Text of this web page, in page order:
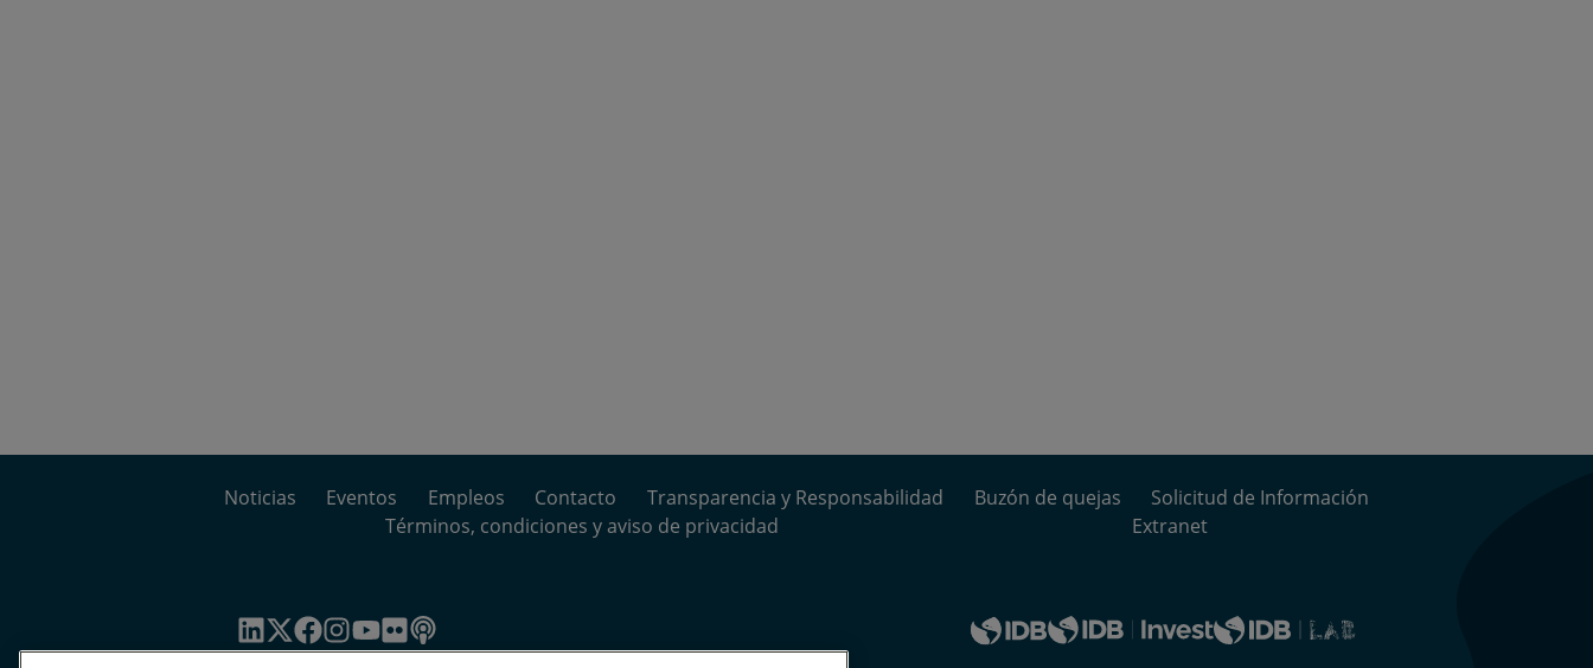
Noticias Eventos Empleos Contacto Transparencia y Responsabilidad Buzón de quejas
Solicitud de Información
Términos, condiciones y aviso de privacidad
Extranet